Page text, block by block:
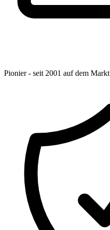
Pionier - seit 2001 auf dem Markt